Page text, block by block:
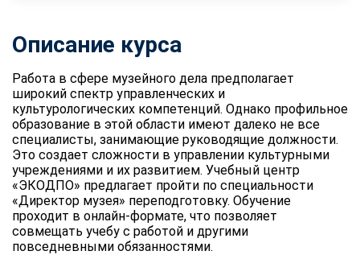
Описание курса
Работа в сфере музейного дела предполагает
широкий спектр управленческих и
культурологических компетенций. Однако профильное
образование в этой области имеют далеко не все
специалисты, занимающие руководящие должности.
Это создает сложности в управлении культурными
учреждениями и их развитием. Учебный центр
«ЭКОДПО» предлагает пройти по специальности
«Директор музея» переподготовку. Обучение
проходит в онлайн-формате, что позволяет
совмещать учебу с работой и другими
повседневными обязанностями.